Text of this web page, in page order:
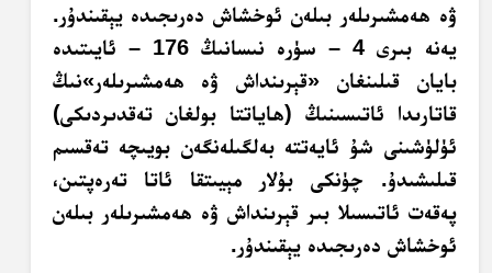
ۋە ھەمشىرىلەر بىلەن ئوخشاش دەرىجىدە يېقىندۇر.
يەنە بىرى 4 – سۈرە نىسانىڭ 176 – ئايىتىدە
بايان قىلىنغان «قېرىنداش ۋە ھەمشىرىلەر»نىڭ
قاتارىدا ئاتىسىنىڭ (ھاياتتا بولغان تەقدىردىكى)
ئۈلۈشىنى شۇ ئايەتتە بەلگىلەنگەن بويىچە تەقسىم
قىلىشىدۇ. چۈنكى بۇلار مېيىتقا ئاتا تەرەپتىن،
پەقەت ئاتىسىلا بىر قېرىنداش ۋە ھەمشىرىلەر بىلەن
ئوخشاش دەرىجىدە يېقىندۇر.